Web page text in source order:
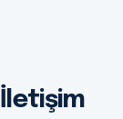
İletişim